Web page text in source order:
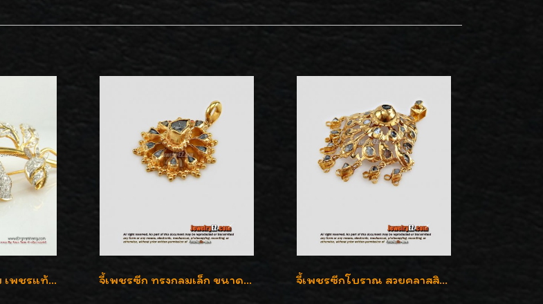
เข็มกลัดดอกกุหลาบ เพชรแท้เบลเยี่ยมคัต งานปราณีตค่ะ จี้เพชรซีก ทรงกลมเล็ก ขนาดเม็ดกระดุม สวยๆ จี้เพชรซีกโบราณ สวยคลาสสิก สภาพสมบูรณ์สุดๆค่ะ